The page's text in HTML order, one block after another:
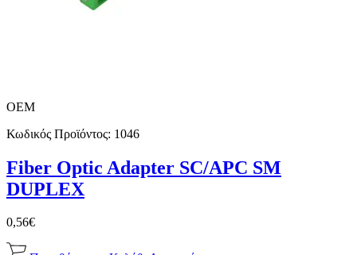
OEM
Κωδικός Προϊόντος: 1046
Fiber Optic Adapter SC/APC SM
DUPLEX
0,56€